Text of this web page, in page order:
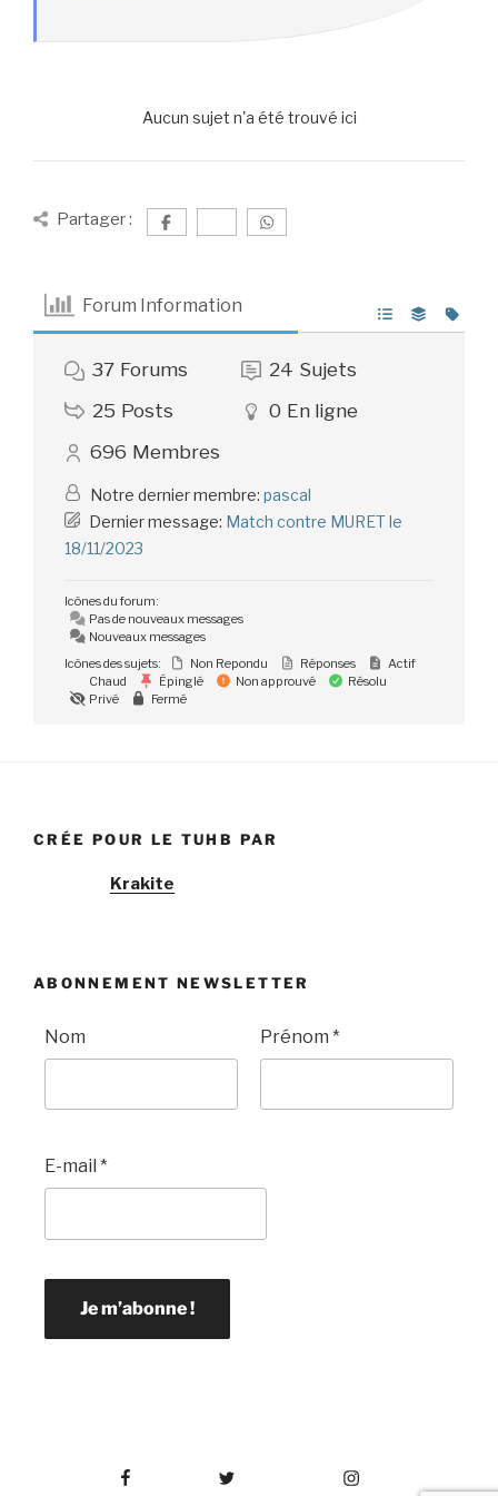
Aucun sujet n'a été trouvé ici
Partager :
Forum Information
37 Forums 24 Sujets
25 Posts 0 En ligne
696 Membres
Notre dernier membre: pascal
Dernier message: Match contre MURET le
18/11/2023
Icônes du forum:
Pas de nouveaux messages
Nouveaux messages
Icônes des sujets:
Non Repondu Réponses
Actif
Chaud
Épinglé Non approuvé
Résolu
Privé
Fermé
CRÉE POUR LE TUHB PAR
Krakite
ABONNEMENT NEWSLETTER
Nom Prénom *
E-mail *